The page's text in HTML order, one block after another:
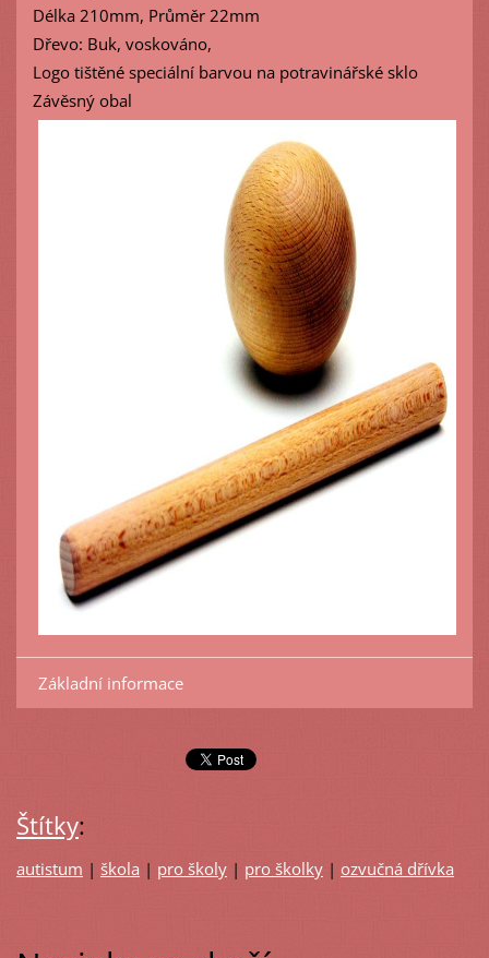
Délka 210mm, Průměr 22mm
Dřevo: Buk, voskováno,
Logo tištěné speciální barvou na potravinářské sklo
Závěsný obal
Základní informace
Štítky:
autistum | škola | pro školy | pro školky | ozvučná dřívka